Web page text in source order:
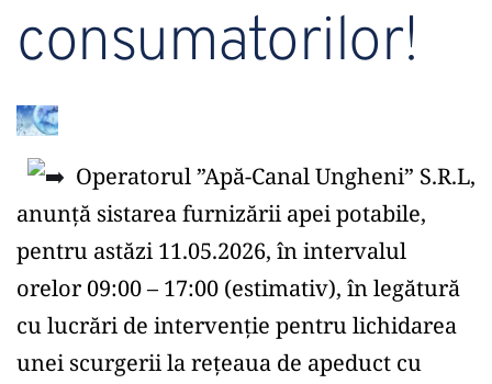
consumatorilor!
  Operatorul ”Apă-Canal Ungheni” S.R.L,
anunță sistarea furnizării apei potabile,
pentru astăzi 11.05.2026, în intervalul
orelor 09:00 – 17:00 (estimativ), în legătură
cu lucrări de intervenție pentru lichidarea
unei scurgerii la rețeaua de apeduct cu